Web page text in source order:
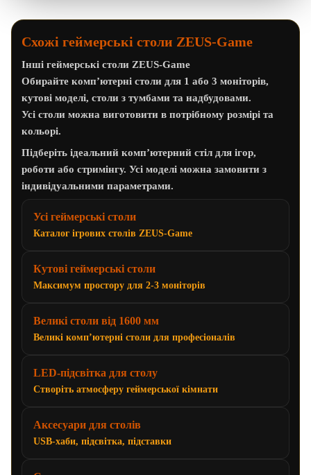
Схожі геймерські столи ZEUS-Game
Інші геймерські столи ZEUS-Game
Обирайте комп’ютерні столи для 1 або 3 моніторів,
кутові моделі, столи з тумбами та надбудовами.
Усі столи можна виготовити в потрібному розмірі та
кольорі.
Підберіть ідеальний комп’ютерний стіл для ігор,
роботи або стримінгу. Усі моделі можна замовити з
індивідуальними параметрами.
Усі геймерські столи
Каталог ігрових столів ZEUS-Game
Кутові геймерські столи
Максимум простору для 2-3 моніторів
Великі столи від 1600 мм
Великі комп’ютерні столи для професіоналів
LED-підсвітка для столу
Створіть атмосферу геймерської кімнати
Аксесуари для столів
USB-хаби, підсвітка, підставки